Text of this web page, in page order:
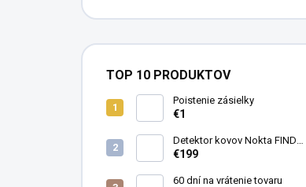
TOP 10 PRODUKTOV
Poistenie zásielky
€1
Detektor kovov Nokta FINDX
Pro
€199
60 dní na vrátenie tovaru